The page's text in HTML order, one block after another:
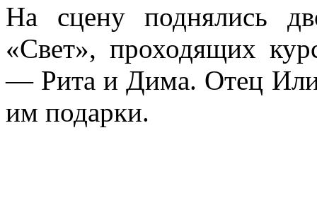
На сцену поднялись
«Свет», проходящих
— Рита и Дима. Отец
им подарки.